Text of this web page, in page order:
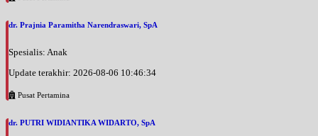
dr. Prajnia Paramitha Narendraswari, SpA
Spesialis: Anak
Update terakhir: 2026-08-06 10:46:34
Pusat Pertamina
dr. PUTRI WIDIANTIKA WIDARTO, SpA